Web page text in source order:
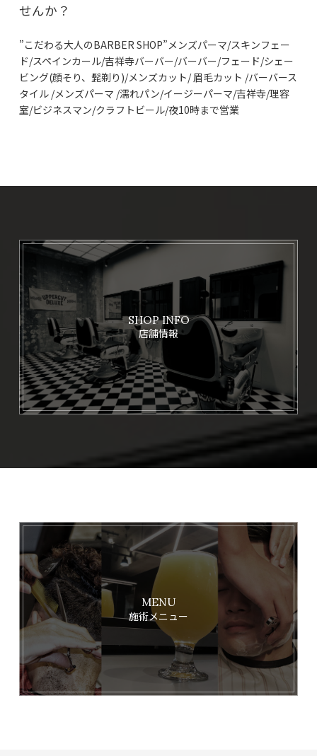
せんか？
”こだわる大人のBARBER SHOP”メンズパーマ/スキンフェー
ド/スペインカール/吉祥寺バーバー/バーバー/フェード/シェー
ビング(顔そり、髭剃り)/メンズカット/ 眉毛カット /バーバース
タイル /メンズパーマ /濡れパン/イージーパーマ/吉祥寺/理容
室/ビジネスマン/クラフトビール/夜10時まで営業
SHOP INFO
店舗情報
MENU
施術メニュー